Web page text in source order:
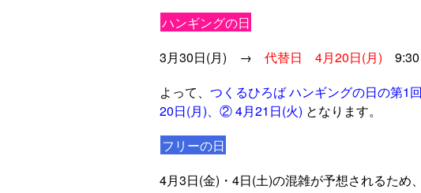
ハンギングの日
3月30日(月) → 代替日 4月20日(月) 9:30
よって、 つくるひろば ハンギングの日の第1
20日(月)、② 4月21日(火) となります。
フリーの日
4月3日(金)・4日(土)の混雑が予想されるため